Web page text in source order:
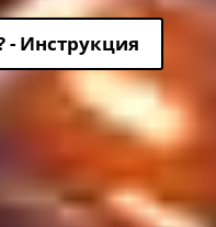
- Инструкция